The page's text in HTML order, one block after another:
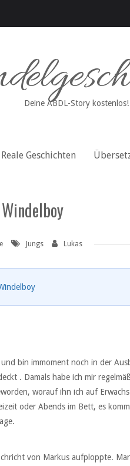
Deine ABDL-Story kostenlos!
Reale Geschichten
Jungs Lukas
bin immoment noch in der
. Damals habe ich mir
worauf ihn ich auf
oder Abends im Bett, es
von Markus aufploppte.